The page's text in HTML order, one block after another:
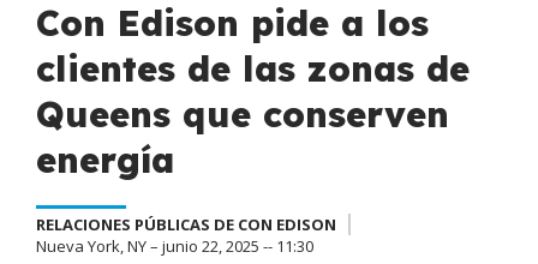
Con Edison pide a los
clientes de las zonas de
Queens que conserven
energía
RELACIONES PÚBLICAS DE CON EDISON
Nueva York, NY – junio 22, 2025 -- 11:30